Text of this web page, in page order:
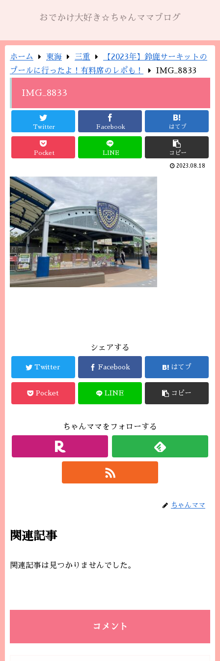
おでかけ大好き☆ちゃんママブログ
ホーム 東海 三重
【2023年】鈴鹿サーキットの
プールに行ったよ！有料席のレポも！
IMG_8833
IMG_8833
Twitter Facebook はてブ
Pocket LINE コピー
2023.08.18
シェアする
Twitter Facebook はてブ
Pocket LINE コピー
ちゃんママをフォローする
ちゃんママ
関連記事
関連記事は見つかりませんでした。
コメント